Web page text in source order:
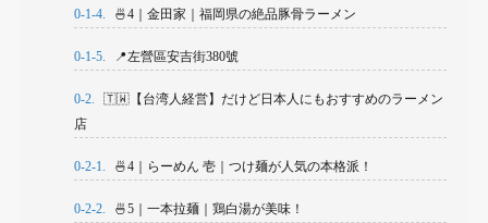
0-1-4. 🍜4｜金田家｜福岡県の絶品豚骨ラーメン
0-1-5. 📍左營區安吉街380號
0-2.
🇹🇼【台湾人経営】だけど日本人にもおすすめのラーメン
店
0-2-1. 🍜4｜らーめん 壱｜つけ麺が人気の本格派！
0-2-2. 🍜5｜一本拉麺｜鶏白湯が美味！